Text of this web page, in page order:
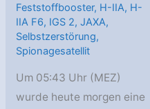
Feststoffbooster, H-IIA, H-
IIA F6, IGS 2,JAXA,
Selbstzerstörung,
Spionagesatellit
Um 05:43 Uhr (MEZ)
wurde heute morgen eine